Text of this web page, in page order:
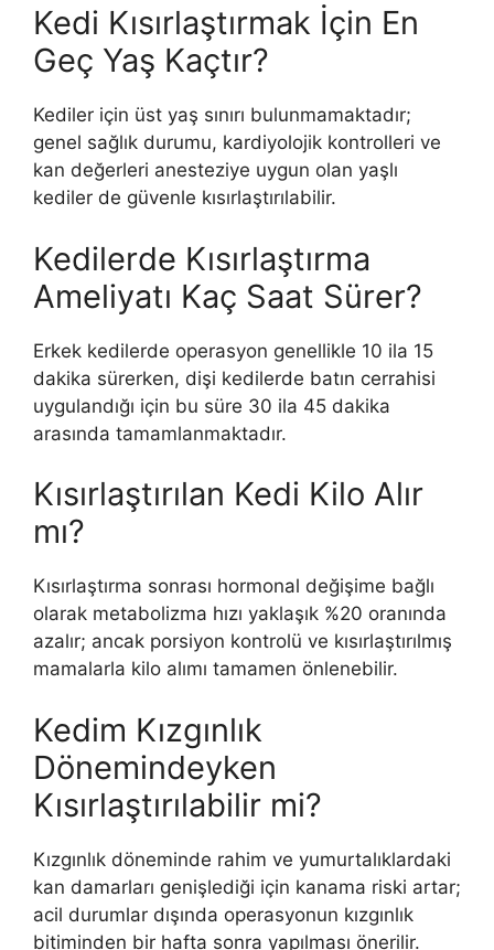
Kedi Kısırlaştırmak İçin En
Geç Yaş Kaçtır?
Kediler için üst yaş sınırı bulunmamaktadır;
genel sağlık durumu, kardiyolojik kontrolleri ve
kan değerleri anesteziye uygun olan yaşlı
kediler de güvenle kısırlaştırılabilir.
Kedilerde Kısırlaştırma
Ameliyatı Kaç Saat Sürer?
Erkek kedilerde operasyon genellikle 10 ila 15
dakika sürerken, dişi kedilerde batın cerrahisi
uygulandığı için bu süre 30 ila 45 dakika
arasında tamamlanmaktadır.
Kısırlaştırılan Kedi Kilo Alır
mı?
Kısırlaştırma sonrası hormonal değişime bağlı
olarak metabolizma hızı yaklaşık %20 oranında
azalır; ancak porsiyon kontrolü ve kısırlaştırılmış
mamalarla kilo alımı tamamen önlenebilir.
Kedim Kızgınlık
Dönemindeyken
Kısırlaştırılabilir mi?
Kızgınlık döneminde rahim ve yumurtalıklardaki
kan damarları genişlediği için kanama riski artar;
acil durumlar dışında operasyonun kızgınlık
bitiminden bir hafta sonra yapılması önerilir.